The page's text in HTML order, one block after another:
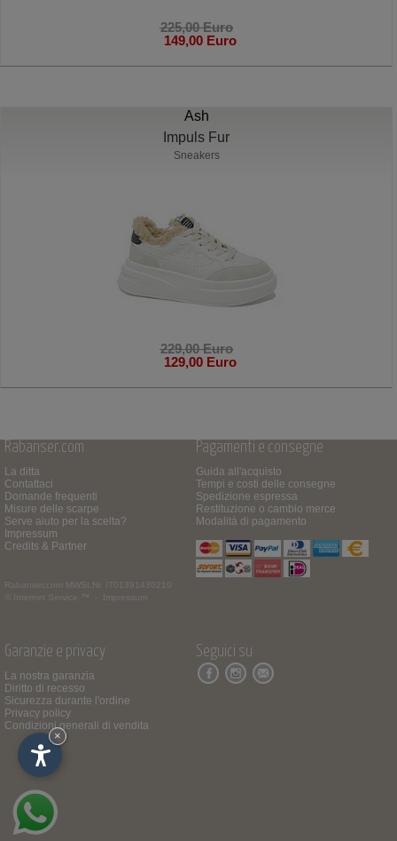
225,00 Euro
149,00 Euro
Ash
Impuls Fur
Sneakers
229,00 Euro
129,00 Euro
Rabanser.com
La ditta
Contattaci
Domande frequenti
Misure delle scarpe
Serve aiuto per la scelta?
Impressum
Credits & Partner
Rabanser.com
MWSt.Nr. IT01391430210
© Internet Service ™ -
Impressum
Pagamenti e consegne
Guida all'acquisto
Tempi e costi delle consegne
Spedizione espressa
Restituzione o cambio merce
Modalità di pagamento
Garanzie e privacy
La nostra garanzia
Diritto di recesso
Sicurezza durante l'ordine
Privacy policy
Condizioni generali di vendita
Seguici su
×